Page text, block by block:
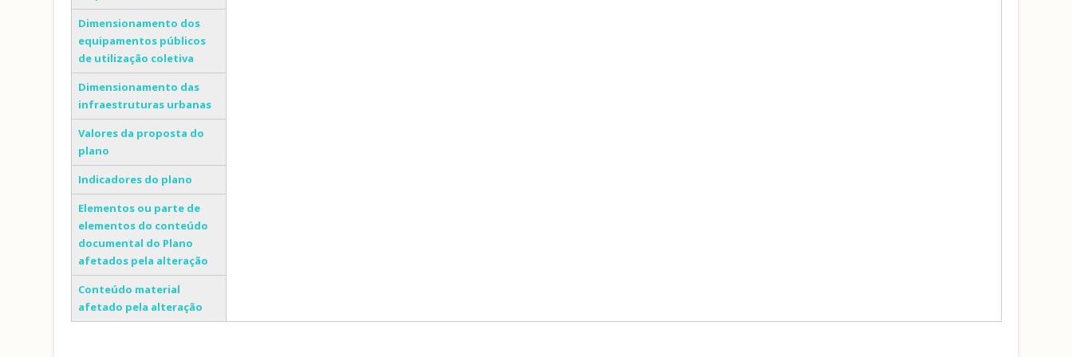
Dimensionamento dos
equipamentos públicos
de utilização coletiva
Dimensionamento das
infraestruturas urbanas
Valores da proposta do
plano
Indicadores do plano
Elementos ou parte de
elementos do conteúdo
documental do Plano
afetados pela alteração
Conteúdo material
afetado pela alteração